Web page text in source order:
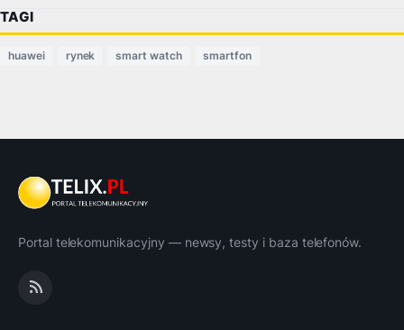
TAGI
huawei rynek smart watch smartfon
Portal telekomunikacyjny — newsy, testy i baza telefonów.